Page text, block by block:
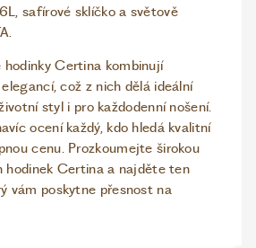
safírové sklíčko a světově
hodinky Certina kombinují
což z nich dělá ideální
styl i pro každodenní nošení.
ocení každý, kdo hledá kvalitní
cenu. Prozkoumejte širokou
hodinek Certina a najděte ten
vám poskytne přesnost na